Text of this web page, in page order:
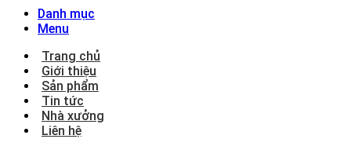
Danh mục
Menu
Trang chủ
Giới thiệu
Sản phẩm
Tin tức
Nhà xưởng
Liên hệ